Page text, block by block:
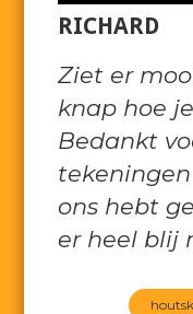
RICHARD
Ziet er
knap hoe
Bedankt
ons hebt
er heel blij